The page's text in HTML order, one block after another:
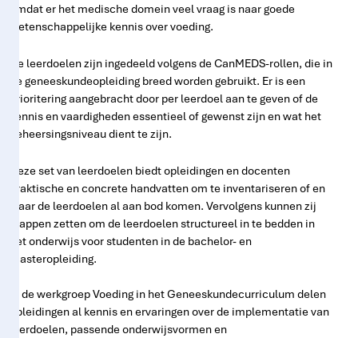
omdat er het medische domein veel vraag is naar goede
wetenschappelijke kennis over voeding.
De leerdoelen zijn ingedeeld volgens de CanMEDS-rollen, die in
de geneeskundeopleiding breed worden gebruikt. Er is een
prioritering aangebracht door per leerdoel aan te geven of de
kennis en vaardigheden essentieel of gewenst zijn en wat het
beheersingsniveau dient te zijn.
Deze set van leerdoelen biedt opleidingen en docenten
praktische en concrete handvatten om te inventariseren of en
waar de leerdoelen al aan bod komen. Vervolgens kunnen zij
stappen zetten om de leerdoelen structureel in te bedden in
het onderwijs voor studenten in de bachelor- en
masteropleiding.
In de werkgroep Voeding in het Geneeskundecurriculum delen
opleidingen al kennis en ervaringen over de implementatie van
leerdoelen, passende onderwijsvormen en